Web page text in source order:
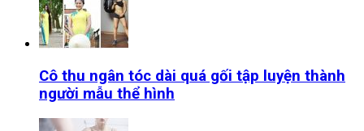
Cô thu ngân tóc dài quá gối tập luyện thành
người mẫu thể hình